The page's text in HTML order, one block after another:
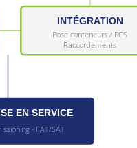
INTÉGRATION
Pose conteneurs / PCS
Raccordements
EN SERVICE
· FAT/SAT